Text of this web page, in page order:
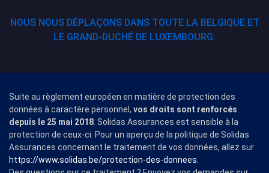
NOUS NOUS DÉPLAÇONS DANS TOUTE LA BELGIQUE ET
LE GRAND-DUCHÉ DE LUXEMBOURG.
Suite au règlement européen en matière de protection des
données à caractère personnel, vos droits sont renforcés
depuis le 25 mai 2018 . Solidas Assurances est sensible à la
protection de ceux-ci. Pour un aperçu de la politique de Solidas
Assurances concernant le traitement de vos données, allez sur
https://www.solidas.be/protection-des-donnees